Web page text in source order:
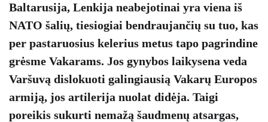
Baltarusija, Lenkija neabejotinai yra viena iš
NATO šalių, tiesiogiai bendraujančių su tuo, kas
per pastaruosius kelerius metus tapo pagrindine
grėsme Vakarams. Jos gynybos laikysena veda
Varšuvą dislokuoti galingiausią Vakarų Europos
armiją, jos artilerija nuolat didėja. Taigi
poreikis sukurti nemažą šaudmenų atsargas,